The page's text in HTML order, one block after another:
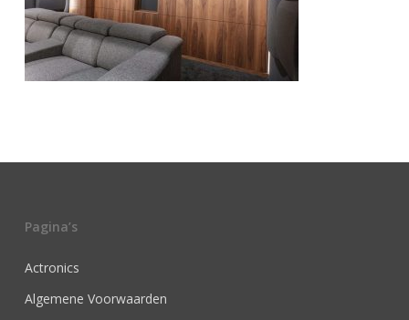
Pagina’s
Actronics
Algemene Voorwaarden